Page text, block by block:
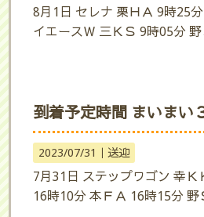
8月1日 セレナ 栗ＨＡ 9時25
イエースＷ 三ＫＳ 9時05分 野
到着予定時間 まいまい
2023/07/31｜ 送迎
7月31日 ステップワゴン 幸Ｋ
16時10分 本ＦＡ 16時15分 野